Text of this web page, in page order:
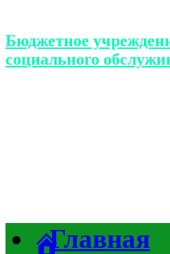
Бюджетное
социального
Главная